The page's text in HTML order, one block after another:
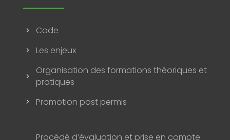
5 Code
5 Les enjeux
5
Organisation des formations théoriques et
pratiques
5 Promotion post permis
Procédé d’évaluation et prise en compte